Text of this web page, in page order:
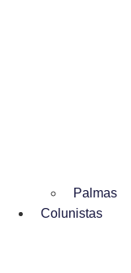
Palmas
Colunistas